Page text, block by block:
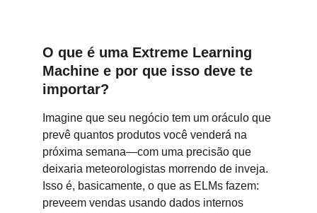
O que é uma Extreme Learning
Machine e por que isso deve te
importar?
Imagine que seu negócio tem um oráculo que
prevê quantos produtos você venderá na
próxima semana—com uma precisão que
deixaria meteorologistas morrendo de inveja.
Isso é, basicamente, o que as ELMs fazem:
preveem vendas usando dados internos